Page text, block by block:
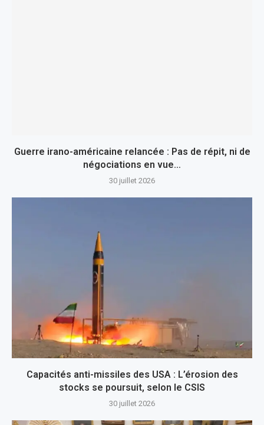
Guerre irano-américaine relancée : Pas de répit, ni de
négociations en vue…
30 juillet 2026
Capacités anti-missiles des USA : L’érosion des
stocks se poursuit, selon le CSIS
30 juillet 2026